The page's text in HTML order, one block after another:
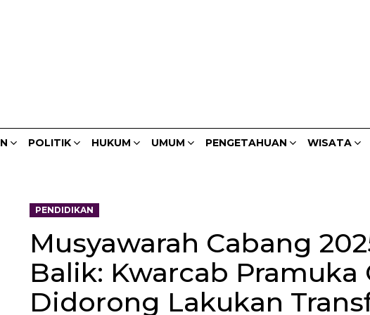
POLITIK HUKUM UMUM PENGETAHUAN WISATA
PENDIDIKAN
Musyawarah Cabang
Balik: Kwarcab Pramuka
Didorong Lakukan